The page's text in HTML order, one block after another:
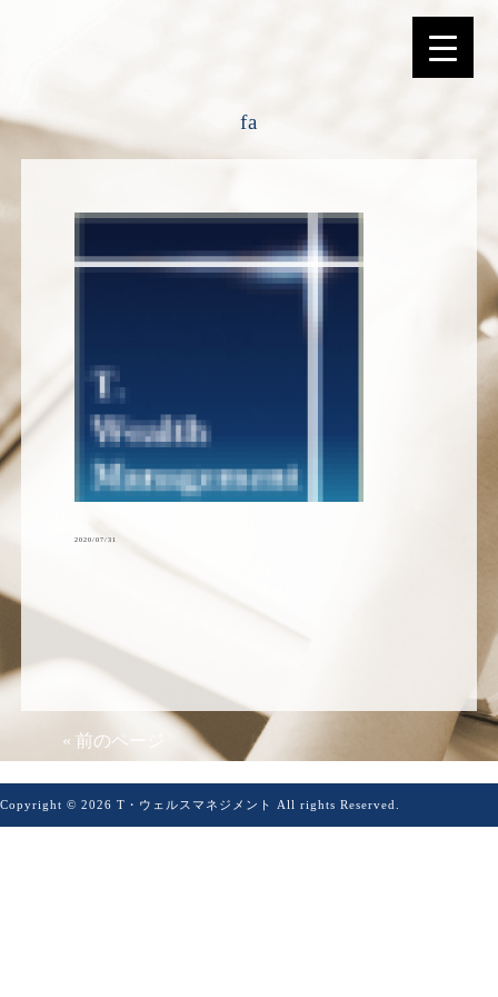
fa
2020/07/31
« 前のページ
Copyright © 2026 T・ウェルスマネジメント All rights Reserved.